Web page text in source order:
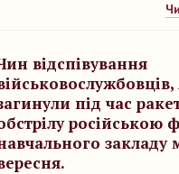
відспівування
під час
російською
закладу